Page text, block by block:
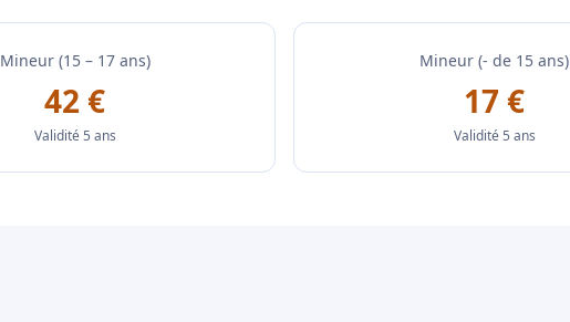
Mineur (15 – 17 ans)
42 €
Validité 5 ans
Mineur (- de 15 ans)
17 €
Validité 5 ans